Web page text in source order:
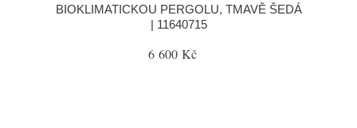
BIOKLIMATICKOU PERGOLU, TMAVĚ ŠEDÁ
| 11640715
6 600 Kč